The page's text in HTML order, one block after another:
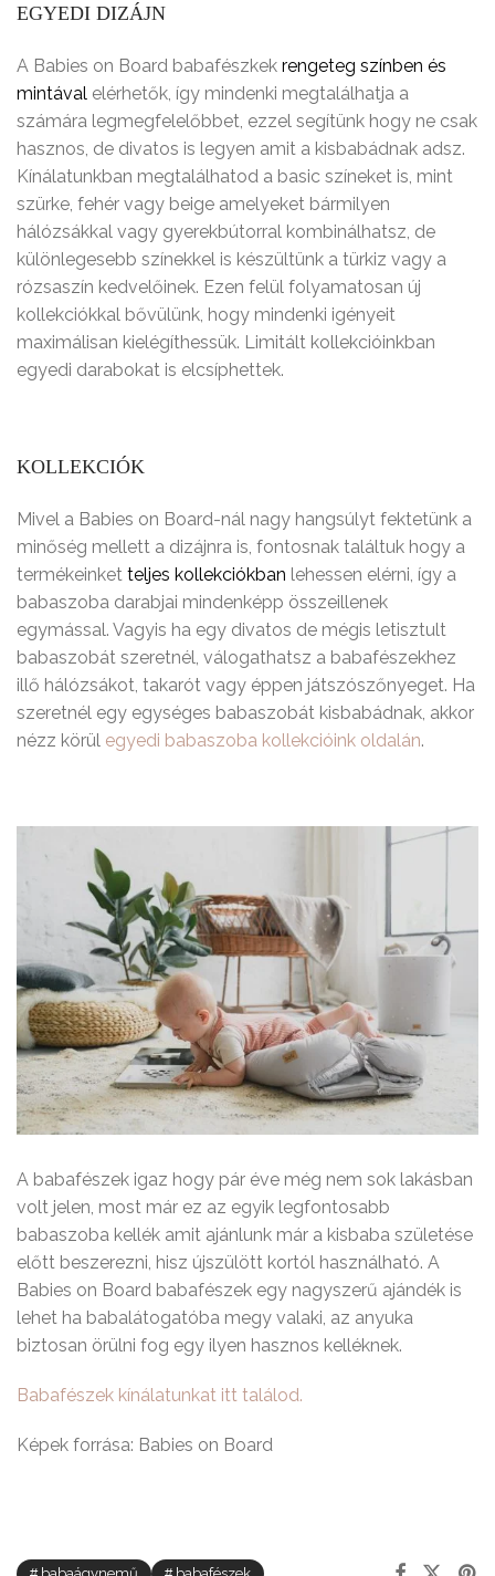
EGYEDI DIZÁJN
A Babies on Board babafészkek rengeteg színben és
mintával elérhetők, így mindenki megtalálhatja a
számára legmegfelelőbbet, ezzel segítünk hogy ne csak
hasznos, de divatos is legyen amit a kisbabádnak adsz.
Kínálatunkban megtalálhatod a basic színeket is, mint
szürke, fehér vagy beige amelyeket bármilyen
hálózsákkal vagy gyerekbútorral kombinálhatsz, de
különlegesebb színekkel is készültünk a türkiz vagy a
rózsaszín kedvelőinek. Ezen felül folyamatosan új
kollekciókkal bővülünk, hogy mindenki igényeit
maximálisan kielégíthessük. Limitált kollekcióinkban
egyedi darabokat is elcsíphettek.
KOLLEKCIÓK
Mivel a Babies on Board-nál nagy hangsúlyt fektetünk a
minőség mellett a dizájnra is, fontosnak találtuk hogy a
termékeinket teljes kollekciókban lehessen elérni, így a
babaszoba darabjai mindenképp összeillenek
egymással. Vagyis ha egy divatos de mégis letisztult
babaszobát szeretnél, válogathatsz a babafészekhez
illő hálózsákot, takarót vagy éppen játszószőnyeget. Ha
szeretnél egy egységes babaszobát kisbabádnak, akkor
nézz körül egyedi babaszoba kollekcióink oldalán.
A babafészek igaz hogy pár éve még nem sok lakásban
volt jelen, most már ez az egyik legfontosabb
babaszoba kellék amit ajánlunk már a kisbaba születése
előtt beszerezni, hisz újszülött kortól használható. A
Babies on Board babafészek egy nagyszerű ajándék is
lehet ha babalátogatóba megy valaki, az anyuka
biztosan örülni fog egy ilyen hasznos kelléknek.
Babafészek kínálatunkat itt találod.
Képek forrása: Babies on Board